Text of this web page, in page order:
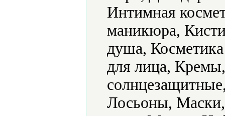
Интимная
маникюра,
душа,
для лица,
Лосьоны,